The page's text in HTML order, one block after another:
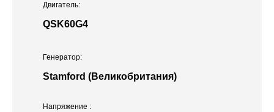
Двигатель:
QSK60G4
Напряжение :
Генератор:
Stamford (Великобритания)